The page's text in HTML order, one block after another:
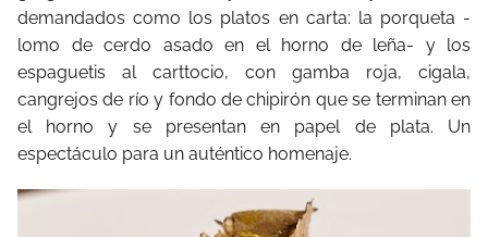
demandados como los platos en carta: la porqueta -
lomo de cerdo asado en el horno de leña- y los
espaguetis al carttocio, con gamba roja, cigala,
cangrejos de río y fondo de chipirón que se terminan en
el horno y se presentan en papel de plata. Un
espectáculo para un auténtico homenaje.